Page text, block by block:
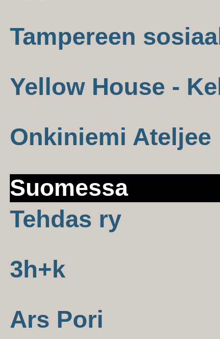
Tampereen
Yellow House -
Onkiniemi Ateljee
Suomessa
Tehdas ry
3h+k
Ars Pori